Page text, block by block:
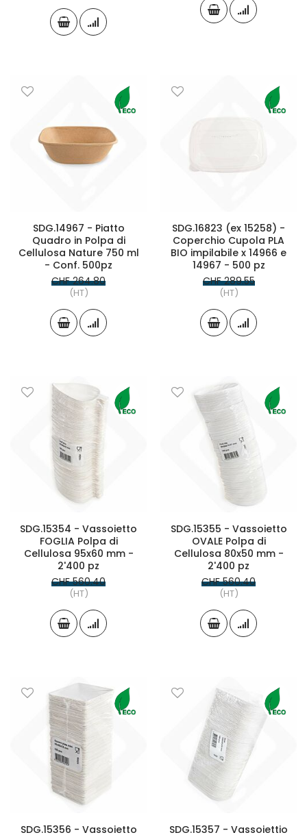
SDG.14967 - Piatto
Quadro in Polpa di
Cellulosa Nature 750 ml
- Conf. 500pz
CHF 264.80
(HT)
SDG.16823 (ex 15258) -
Coperchio Cupola PLA
BIO impilabile x 14966 e
14967 - 500 pz
CHF 289.55
(HT)
SDG.15354 - Vassoietto
FOGLIA Polpa di
Cellulosa 95x60 mm -
2'400 pz
CHF 560.40
(HT)
SDG.15355 - Vassoietto
OVALE Polpa di
Cellulosa 80x50 mm -
2'400 pz
CHF 560.40
(HT)
SDG.15356 - Vassoietto SDG.15357 - Vassoiettio